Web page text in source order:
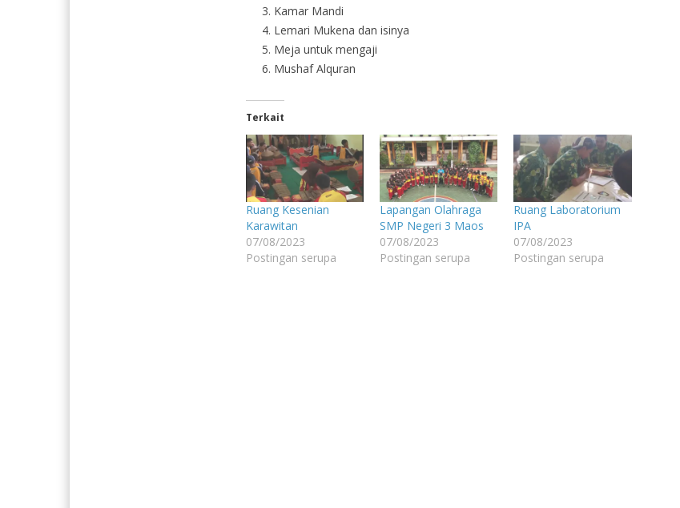
Kamar Mandi
Lemari Mukena dan isinya
Meja untuk mengaji
Mushaf Alquran
Terkait
Ruang Kesenian
Karawitan
07/08/2023
Postingan serupa
Lapangan Olahraga
SMP Negeri 3 Maos
07/08/2023
Postingan serupa
Ruang Laboratorium
IPA
07/08/2023
Postingan serupa